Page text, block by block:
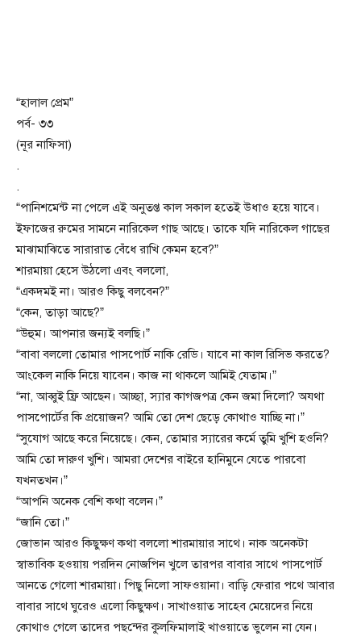
“হালাল প্রেম”
পর্ব- ৩৩
(নূর নাফিসা)
.
.
“পানিশমেন্ট না পেলে এই অনুতপ্ত কাল সকাল হতেই উধাও হয়ে যাবে।
ইফাজের রুমের সামনে নারিকেল গাছ আছে। তাকে যদি নারিকেল গাছের
মাঝামাঝিতে সারারাত বেঁধে রাখি কেমন হবে?”
শারমায়া হেসে উঠলো এবং বললো,
“একদমই না। আরও কিছু বলবেন?”
“কেন, তাড়া আছে?”
“উহুম। আপনার জন্যই বলছি।”
“বাবা বললো তোমার পাসপোর্ট নাকি রেডি। যাবে না কাল রিসিভ করতে?
আংকেল নাকি নিয়ে যাবেন। কাজ না থাকলে আমিই যেতাম।”
“না, আব্বুই ফ্রি আছেন। আচ্ছা, স্যার কাগজপত্র কেন জমা দিলো? অযথা
পাসপোর্টের কি প্রয়োজন? আমি তো দেশ ছেড়ে কোথাও যাচ্ছি না।”
“সুযোগ আছে করে নিয়েছে। কেন, তোমার স্যারের কর্মে তুমি খুশি হওনি?
আমি তো দারুণ খুশি। আমরা দেশের বাইরে হানিমুনে যেতে পারবো
যখনতখন।”
“আপনি অনেক বেশি কথা বলেন।”
“জানি তো।”
জোভান আরও কিছুক্ষণ কথা বললো শারমায়ার সাথে। নাক অনেকটা
স্বাভাবিক হওয়ায় পরদিন নোজপিন খুলে তারপর বাবার সাথে পাসপোর্ট
আনতে গেলো শারমায়া। পিছু নিলো সাফওয়ানা। বাড়ি ফেরার পথে আবার
বাবার সাথে ঘুরেও এলো কিছুক্ষণ। সাখাওয়াত সাহেব মেয়েদের নিয়ে
কোথাও গেলে তাদের পছন্দের কুলফিমালাই খাওয়াতে ভুলেন না যেন।